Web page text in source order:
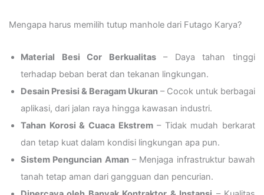
Mengapa harus memilih tutup manhole dari Futago Karya?
Material Besi Cor Berkualitas– Daya tahan tinggi
terhadap beban berat dan tekanan lingkungan.
Desain Presisi & Beragam Ukuran – Cocok untuk berbagai
aplikasi, dari jalan raya hingga kawasan industri.
Tahan Korosi & Cuaca Ekstrem– Tidak mudah berkarat
dan tetap kuat dalam kondisi lingkungan apa pun.
Sistem Penguncian Aman– Menjaga infrastruktur bawah
tanah tetap aman dari gangguan dan pencurian.